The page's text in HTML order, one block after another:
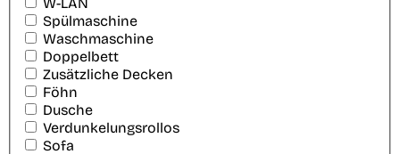
Spülmaschine
Waschmaschine
Doppelbett
Zusätzliche Decken
Föhn
Dusche
Verdunkelungsrollos
Sofa